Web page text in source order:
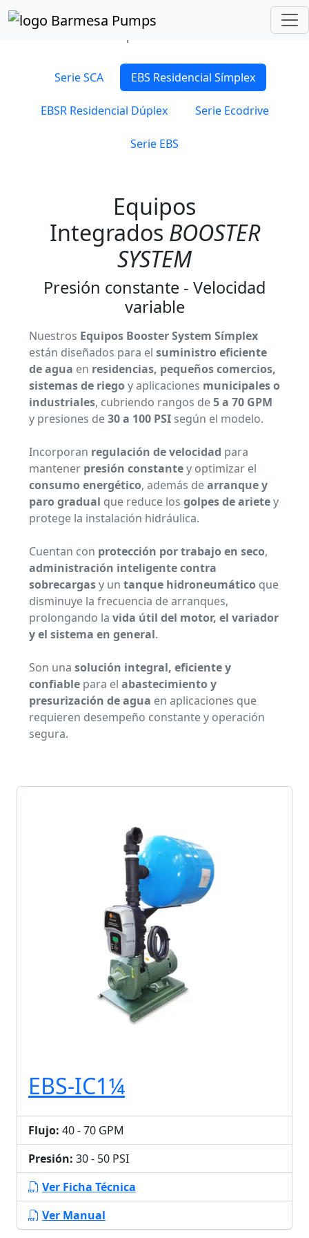
Inicio Catálogo de Productos
Serie SCA EBS Residencial Símplex
EBSR Residencial Dúplex Serie Ecodrive
Serie EBS
Equipos
Integrados BOOSTER
SYSTEM
Presión constante - Velocidad
variable
Nuestros Equipos Booster System Símplex
están diseñados para el suministro eficiente
de agua en residencias, pequeños comercios,
sistemas de riegoy aplicaciones municipales o
industriales, cubriendo rangos de5 a 70 GPM
y presiones de30 a 100 PSIsegún el modelo.
Incorporan regulación de velocidad para
mantener presión constantey optimizar el
consumo energético, además dearranque y
paro gradual que reduce los golpes de arietey
protege la instalación hidráulica.
Cuentan con protección por trabajo en seco,
administración inteligente contra
sobrecargasy un tanque hidroneumáticoque
disminuye la frecuencia de arranques,
prolongando la vida útil del motor, el variador
y el sistema en general.
Son una solución integral, eficiente y
confiablepara el abastecimiento y
presurización de agua en aplicaciones que
requieren desempeño constante y operación
segura.
EBS-IC1¼
Flujo: 40 - 70 GPM
Presión: 30 - 50 PSI
Ver Ficha Técnica
Ver Manual